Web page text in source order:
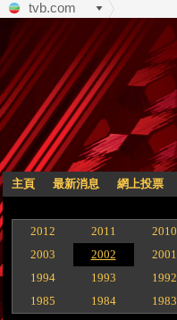
tvb.com
主頁 最新消息 網上投票
2012 2011 2010
2003
2002 2001
1994
1993 1992
1985
1984 1983